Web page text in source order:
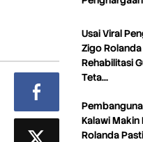
Usai Viral
Zigo
Rehabilitasi
Teta…
Kalawi Makin
Rolanda